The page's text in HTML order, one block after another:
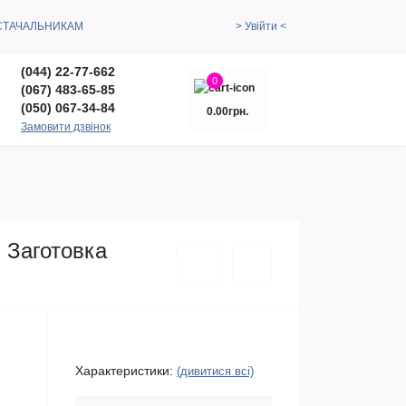
> Увійти <
(044) 22-77-662
(067) 483-65-85
(050) 067-34-84
Замовити дзвінок
0
0.00грн.
Характеристики: (дивитися всі)